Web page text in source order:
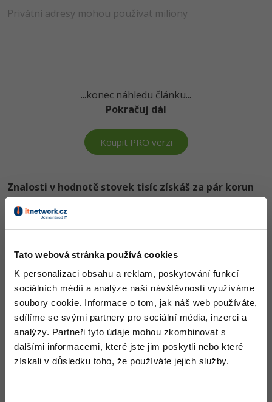
Tato webová stránka používá cookies
K personalizaci obsahu a reklam, poskytování funkcí
sociálních médií a analýze naší návštěvnosti využíváme
soubory cookie. Informace o tom, jak náš web používáte,
sdílíme se svými partnery pro sociální média, inzerci a
analýzy. Partneři tyto údaje mohou zkombinovat s
dalšími informacemi, které jste jim poskytli nebo které
získali v důsledku toho, že používáte jejich služby.
Photoshop
-80%
Adobe Lightroom -30%
-25%
Adobe After Effects
Blender -80%
Inkscape
Fotografování -80%
Video
Privátní adresy mohou používat miliony
...konec náhledu článku...
Pokračuj dál
Koupit PRO verzi
Znalosti v hodnotě stovek tisíc získáš za pár korun
Došel jsi až sem a to je super! Věříme, že ti první lekce
Obsah článku spadá pod licenciPremium, koupí článku souhlasíš
sesmluvními podmínkami.
Co od nás v dalších lekcích dostaneš?
Přístup k jednotlivým lekcím dle způsobu pořízení.
Dovednosti, které ti pomohou získat vysněnou a